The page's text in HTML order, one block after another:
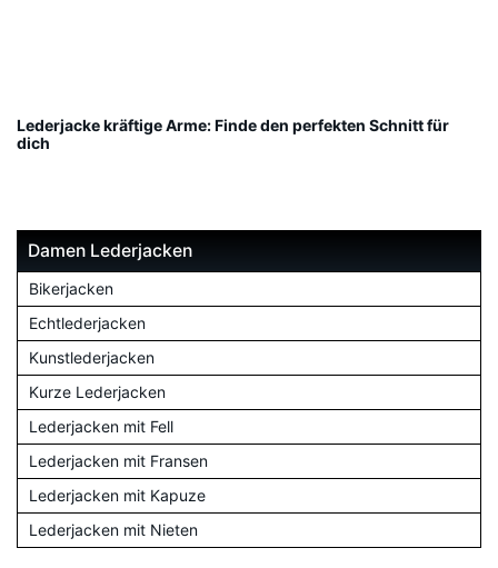
Lederjacke kräftige Arme: Finde den perfekten Schnitt für
dich
Damen Lederjacken
Bikerjacken
Echtlederjacken
Kunstlederjacken
Kurze Lederjacken
Lederjacken mit Fell
Lederjacken mit Fransen
Lederjacken mit Kapuze
Lederjacken mit Nieten